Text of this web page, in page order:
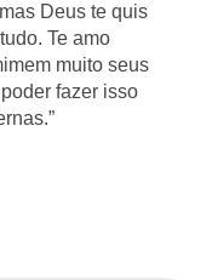
Deus te quis
Te amo
muito seus
fazer isso